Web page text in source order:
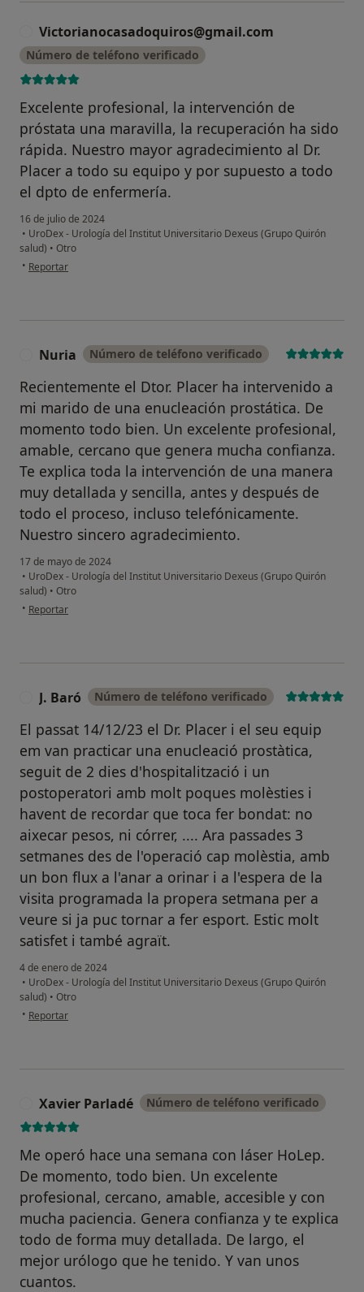
Victorianocasadoquiros@gmail.com
Número de teléfono verificado
Excelente profesional, la intervención de
próstata una maravilla, la recuperación ha sido
rápida. Nuestro mayor agradecimiento al Dr.
Placer a todo su equipo y por supuesto a todo
el dpto de enfermería.
16 de julio de 2024
• UroDex - Urología del Institut Universitario Dexeus (Grupo Quirón
salud) • Otro
• en opinión del usuario Victorianocasadoquiros@gmail.com
Reportar
Nuria Número de teléfono verificado
Recientemente el Dtor. Placer ha intervenido a
mi marido de una enucleación prostática. De
momento todo bien. Un excelente profesional,
amable, cercano que genera mucha confianza.
Te explica toda la intervención de una manera
muy detallada y sencilla, antes y después de
todo el proceso, incluso telefónicamente.
Nuestro sincero agradecimiento.
17 de mayo de 2024
• UroDex - Urología del Institut Universitario Dexeus (Grupo Quirón
salud) • Otro
• en opinión del usuario Nuria
Reportar
J. Baró Número de teléfono verificado
El passat 14/12/23 el Dr. Placer i el seu equip
em van practicar una enucleació prostàtica,
seguit de 2 dies d'hospitalització i un
postoperatori amb molt poques molèsties i
havent de recordar que toca fer bondat: no
aixecar pesos, ni córrer, .... Ara passades 3
setmanes des de l'operació cap molèstia, amb
un bon flux a l'anar a orinar i a l'espera de la
visita programada la propera setmana per a
veure si ja puc tornar a fer esport. Estic molt
satisfet i també agraït.
4 de enero de 2024
• UroDex - Urología del Institut Universitario Dexeus (Grupo Quirón
salud) • Otro
• en opinión del usuario J. Baró
Reportar
Xavier Parladé Número de teléfono verificado
Me operó hace una semana con láser HoLep.
De momento, todo bien. Un excelente
profesional, cercano, amable, accesible y con
mucha paciencia. Genera confianza y te explica
todo de forma muy detallada. De largo, el
mejor urólogo que he tenido. Y van unos
cuantos.